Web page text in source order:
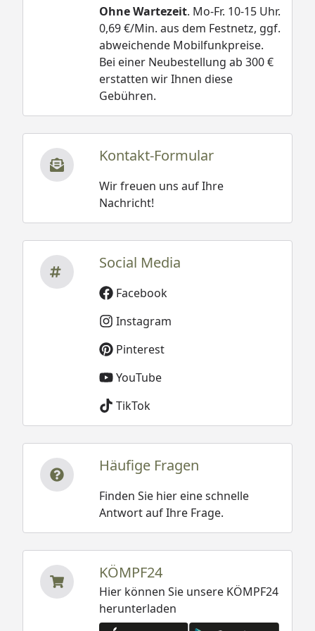
Ohne Wartezeit. Mo-Fr. 10-15 Uhr.
0,69 €/Min. aus dem Festnetz, ggf.
abweichende Mobilfunkpreise.
Bei einer Neubestellung ab 300 €
erstatten wir Ihnen diese
Gebühren.
Kontakt-Formular
Wir freuen uns auf Ihre
Nachricht!
Social Media
Facebook
Instagram
Pinterest
YouTube
TikTok
Häufige Fragen
Finden Sie hier eine schnelle
Antwort auf Ihre Frage.
KÖMPF24
Hier können Sie unsere KÖMPF24
herunterladen